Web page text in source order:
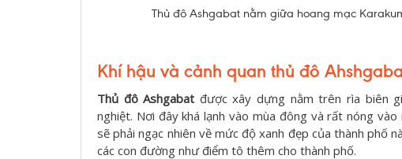
Thủ đô Ashgabat nằm giữa hoang mạc
Khí hậu và cảnh quan thủ đô
Thủ đô Ashgabat được xây dựng nằm trên rìa biên
nghiệt. Nơi đây khá lạnh vào mùa đông và rất nóng
sẽ phải ngạc nhiên về mức độ xanh đẹp của thành phố
các con đường như điểm tô thêm cho thành phố.